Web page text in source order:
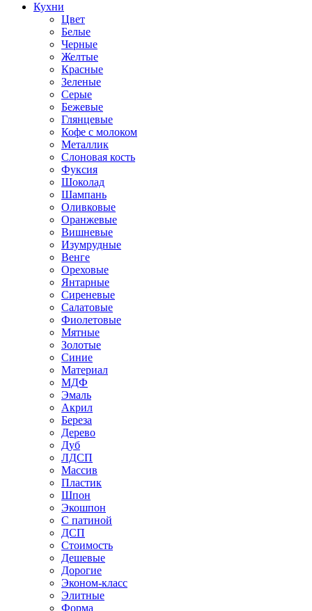
Кухни
Цвет
Белые
Черные
Желтые
Красные
Зеленые
Серые
Бежевые
Глянцевые
Кофе с молоком
Металлик
Слоновая кость
Фуксия
Шоколад
Шампань
Оливковые
Оранжевые
Вишневые
Изумрудные
Венге
Ореховые
Янтарные
Сиреневые
Салатовые
Фиолетовые
Мятные
Золотые
Синие
Материал
МДФ
Эмаль
Акрил
Береза
Дерево
Дуб
ЛДСП
Массив
Пластик
Шпон
Экошпон
С патиной
ДСП
Стоимость
Дешевые
Дорогие
Эконом-класс
Элитные
Форма